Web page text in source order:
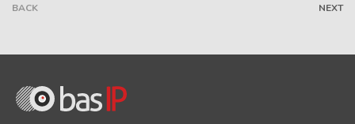
BACK NEXT